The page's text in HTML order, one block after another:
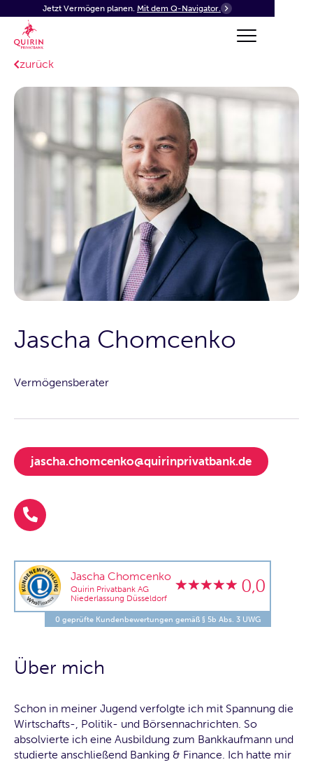
Jetzt Vermögen planen. Mit dem Q-Navigator.
zurück
Jascha Chomcenko
Vermögensberater
jascha.chomcenko@quirinprivatbank.de
Jascha Chomcenko
Quirin Privatbank AG
Niederlassung Düsseldorf
0,0
0 geprüfte Kundenbewertungen gemäß § 5b Abs. 3 UWG
Über mich
Schon in meiner Jugend verfolgte ich mit Spannung die
Wirtschafts-, Politik- und Börsennachrichten. So
absolvierte ich eine Ausbildung zum Bankkaufmann und
studierte anschließend Banking & Finance. Ich hatte mir